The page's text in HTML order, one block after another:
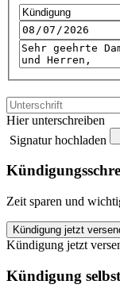
Hier unterschreiben
Signatur hochladen
Zeit sparen und
Versicherungskammer
Bayern
kündigen
quantity
Kündigung jetzt
Kündigung jetzt
Kündigung